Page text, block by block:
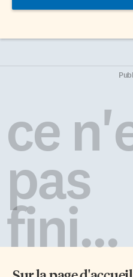
ce
pas
fini...